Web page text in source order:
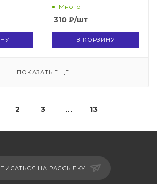
26 C-2
арт. MS- 1234 D-31 C-1
Много
310 ₽/шт
В КОРЗИНУ
ПОКАЗАТЬ ЕЩЕ
2 3 13
НА РАССЫЛКУ